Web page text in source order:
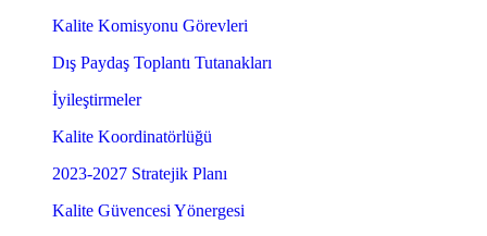
Kalite Komisyonu Görevleri
Dış Paydaş Toplantı Tutanakları
İyileştirmeler
Kalite Koordinatörlüğü
2023-2027 Stratejik Planı
Kalite Güvencesi Yönergesi